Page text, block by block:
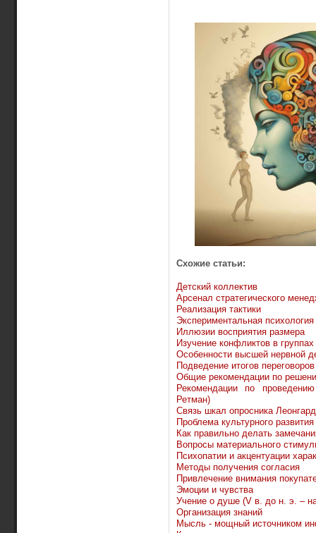
Схожие статьи:
Детский коллектив
Арсенал стратегического
Реализация тактики
Экспериментальная психология
Иллюзии восприятия размера
Изучение конфликтов в группах
Особенности высшей нервной
Подведение итогов переговоров
Общие рекомендации по
Рекомендации по
Ретман)
Связь шкал опросника
Проблема культурного
Как правильно делать
Вопросы материального
Психопатии и акцентуации
Методы получения согласия
Привлечение внимания
Эмоции и чувства
Учение о душе (V в. до н. э. –
Организация знаний
Мысль - мощный источником